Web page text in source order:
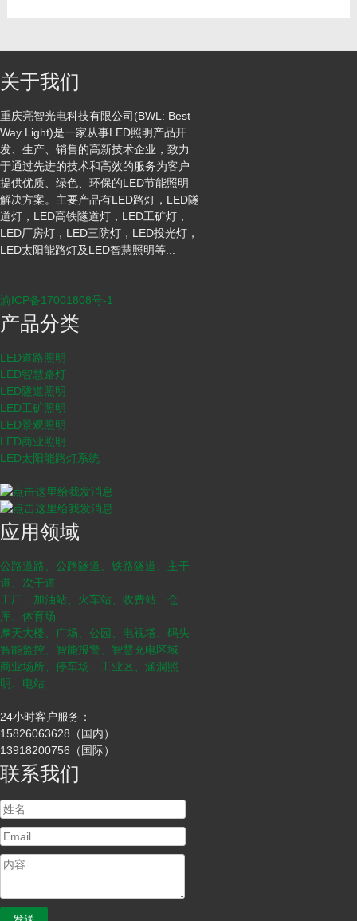
关于我们
重庆亮智光电科技有限公司(BWL: Best
Way Light)是一家从事LED照明产品开
发、生产、销售的高新技术企业，致力
于通过先进的技术和高效的服务为客户
提供优质、绿色、环保的LED节能照明
解决方案。主要产品有LED路灯，LED隧
道灯，LED高铁隧道灯，LED工矿灯，
LED厂房灯，LED三防灯，LED投光灯，
LED太阳能路灯及LED智慧照明等...
渝ICP备17001808号-1
产品分类
LED道路照明
LED智慧路灯
LED隧道照明
LED工矿照明
LED景观照明
LED商业照明
LED太阳能路灯系统
应用领域
公路道路、公路隧道、铁路隧道、主干
道、次干道
工厂、加油站、火车站、收费站、仓
库、体育场
摩天大楼、广场、公园、电视塔、码头
智能监控、智能报警、智慧充电区域
商业场所、停车场、工业区、涵洞照
明、电站
24小时客户服务：
15826063628（国内）
13918200756（国际）
联系我们